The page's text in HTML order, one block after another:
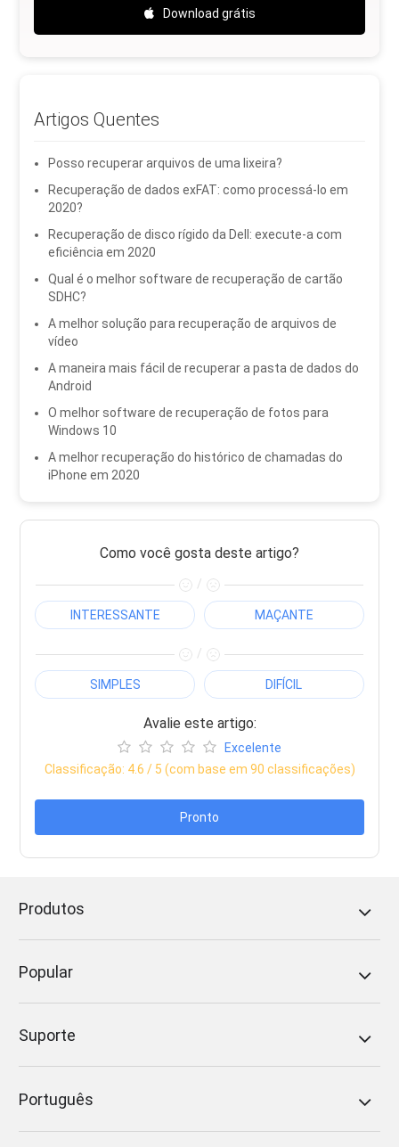
Download grátis
Artigos Quentes
Posso recuperar arquivos de uma lixeira?
Recuperação de dados exFAT: como processá-lo em
2020?
Recuperação de disco rígido da Dell: execute-a com
eficiência em 2020
Qual é o melhor software de recuperação de cartão
SDHC?
A melhor solução para recuperação de arquivos de
vídeo
A maneira mais fácil de recuperar a pasta de dados do
Android
O melhor software de recuperação de fotos para
Windows 10
A melhor recuperação do histórico de chamadas do
iPhone em 2020
Como você gosta deste artigo?
/
INTERESSANTE MAÇANTE
/
SIMPLES DIFÍCIL
Avalie este artigo:
Excelente
Classificação: 4.6 / 5 (com base em 90 classificações)
Pronto
Produtos
Popular
Suporte
Português